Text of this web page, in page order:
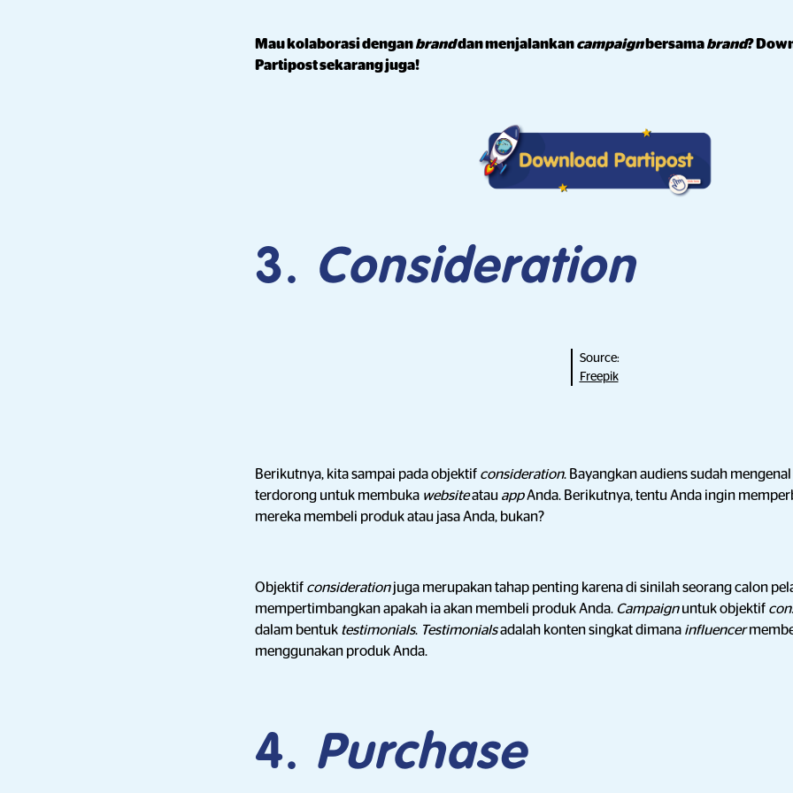
Mau kolaborasi denganbranddan menjalankancampaign bersamabrand?
Partipost sekarang juga!
3. Consideration
Source:
Freepik
Berikutnya, kita sampai pada objektif consideration. Bayangkan audiens sudah mengenal
terdorong untuk membuka websiteatau appAnda. Berikutnya, tentu Anda ingin
mereka membeli produk atau jasa Anda, bukan?
Objektif considerationjuga merupakan tahap penting karena di sinilah seorang calon
mempertimbangkan apakah ia akan membeli produk Anda. Campaignuntuk objektif
dalam bentuk testimonials. Testimonialsadalah konten singkat dimana influencer
menggunakan produk Anda.
4. Purchase